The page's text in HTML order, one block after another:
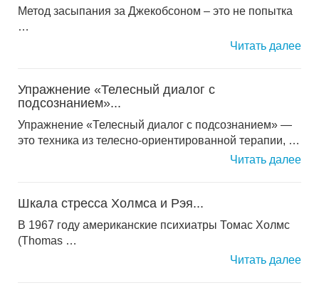
Метод засыпания за Джекобсоном – это не попытка
…
Читать далее
Упражнение «Телесный диалог с
подсознанием»...
Упражнение «Телесный диалог с подсознанием» —
это техника из телесно-ориентированной терапии, …
Читать далее
Шкала стресса Холмса и Рэя...
В 1967 году американские психиатры Томас Холмс
(Thomas …
Читать далее